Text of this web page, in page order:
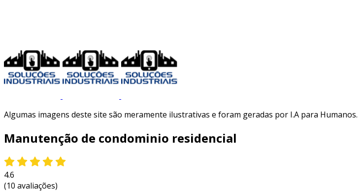
Algumas imagens deste site são meramente ilustrativas e foram geradas por I.A para Humanos.
Manutenção de condominio residencial
4.6
(10 avaliações)